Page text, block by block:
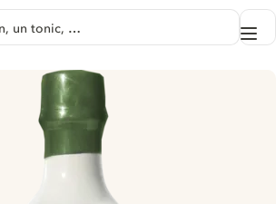
tonic, …
SCOTTISH GIN - SPRING EDITION